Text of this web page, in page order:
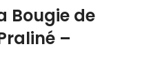
Bougie de
–